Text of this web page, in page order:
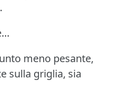
meno pesante,
sulla griglia, sia